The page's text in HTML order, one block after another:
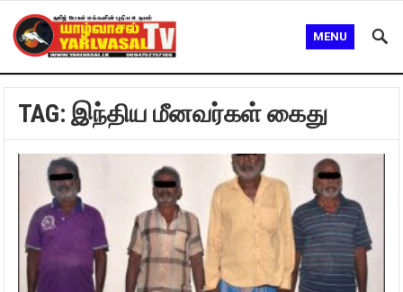
MENU
TAG:இந்திய மீனவர்கள் கைது